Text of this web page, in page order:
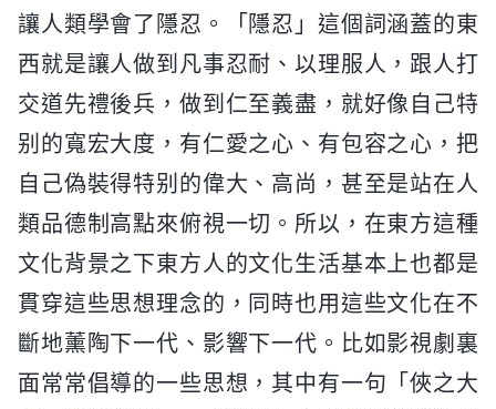
讓人類學會了隱忍。「隱忍」這個詞涵蓋的東
西就是讓人做到凡事忍耐、以理服人，跟人打
交道先禮後兵，做到仁至義盡，就好像自己特
别的寬宏大度，有仁愛之心、有包容之心，把
自己偽裝得特别的偉大、高尚，甚至是站在人
類品德制高點來俯視一切。所以，在東方這種
文化背景之下東方人的文化生活基本上也都是
貫穿這些思想理念的，同時也用這些文化在不
斷地薰陶下一代、影響下一代。比如影視劇裏
面常常倡導的一些思想，其中有一句「俠之大